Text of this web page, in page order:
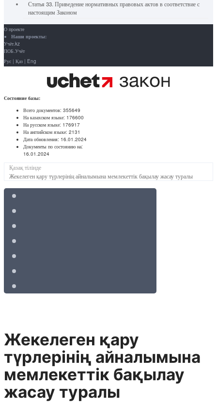
Статья 33. Приведение нормативных правовых актов в соответствие с
настоящим Законом
О проекте
Наши проекты:
Учёт.kz
ПОБ.Учёт
Рус | Қаз | Eng
Состояние базы:
Всего документов: 355649
На казахском языке: 176600
На русском языке: 176917
На английском языке: 2131
Дата обновления: 16.01.2024
Документы по состоянию на:
16.01.2024
Қазақ тілінде
Жекелеген қару түрлерінің айналымына мемлекеттік бақылау жасау туралы
Жекелеген қару
түрлерінің айналымына
мемлекеттік бақылау
жасау туралы